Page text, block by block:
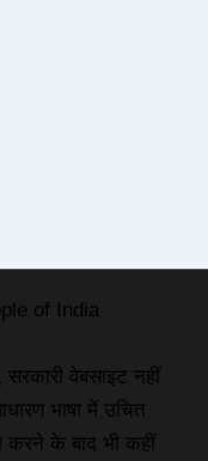
of India
वेबसाइट नहीं
भाषा में उचित
करने के बाद भी कहीं